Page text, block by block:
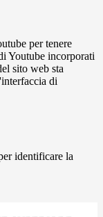
per tenere
Youtube incorporati
sito web sta
di
identificare la